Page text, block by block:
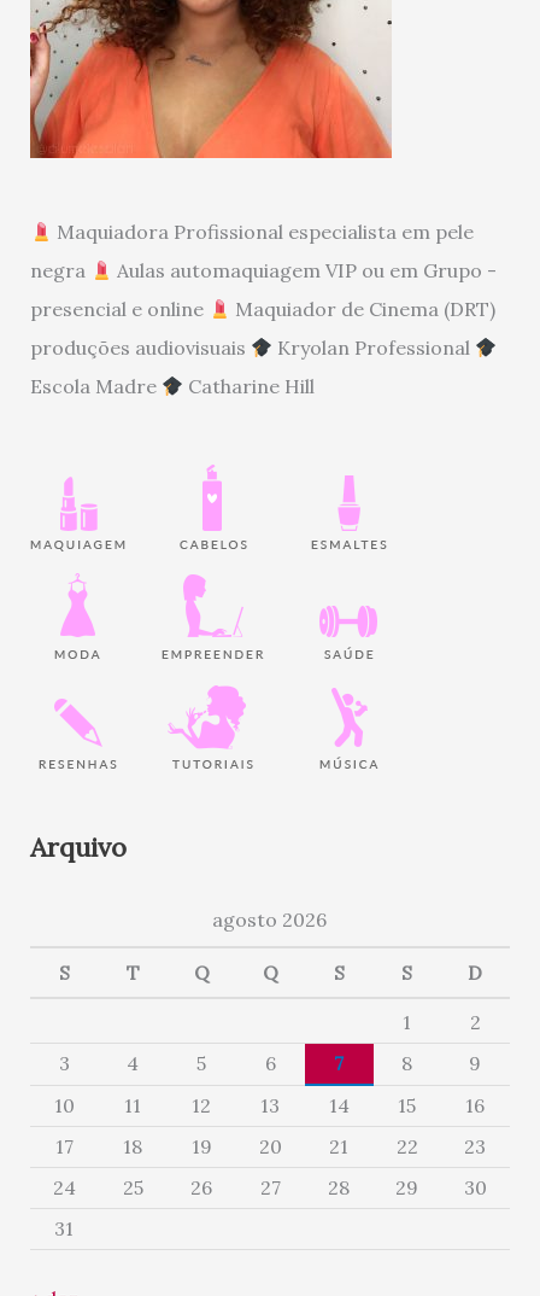
Maquiadora Profissional especialista em pele
negra
Aulas automaquiagem VIP ou em Grupo -
presencial e online
Maquiador de Cinema (DRT)
produções audiovisuais
Kryolan Professional
Escola Madre
Catharine Hill
Arquivo
agosto 2026
S T Q Q S S D
1
2
3
4 5 6 7 8
9
10
11 12 13 14 15
16
17
18 19 20 21 22
23
24
25 26 27 28 29
30
31